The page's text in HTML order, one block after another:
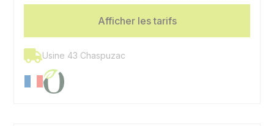
Afficher les tarifs
Usine 43 Chaspuzac